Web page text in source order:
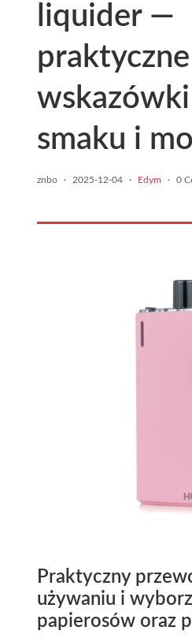
liquider —
praktyczne
smaku i
znbo · 2025-12-04 · Edym · 0
Praktyczny
używaniu i
papierosów oraz